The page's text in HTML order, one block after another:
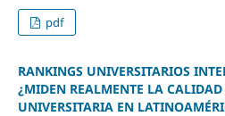
pdf
RANKINGS UNIVERSITARIOS
¿MIDEN REALMENTE LA
UNIVERSITARIA EN